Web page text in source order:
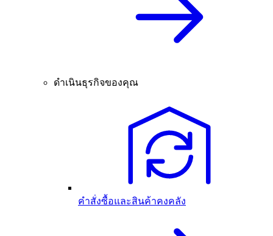
ดำเนินธุรกิจของคุณ
คำสั่งซื้อและสินค้าคงคลัง